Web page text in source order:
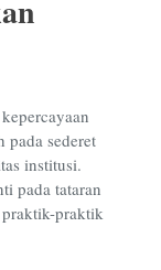
pada sederet
institusi.
pada tataran
praktik-praktik